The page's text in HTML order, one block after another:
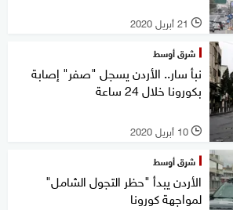
l 21 أبريل 2020
شرق أوسط
نبأ سار.. الأردن يسجل "صفر" إصابة
بكورونا خلال 24 ساعة
l 10 أبريل 2020
شرق أوسط
الأردن يبدأ "حظر التجول الشامل"
لمواجهة كورونا